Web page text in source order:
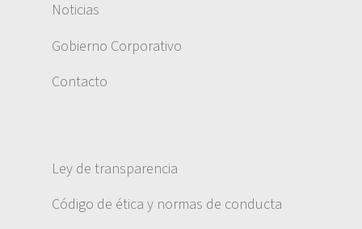
Noticias
Gobierno Corporativo
Contacto
Ley de transparencia
Código de ética y normas de conducta